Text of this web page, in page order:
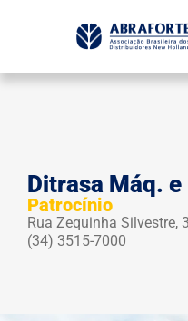
Ditrasa Máq.
Patrocínio
Rua Zequinha Silvestre,
(34) 3515-7000